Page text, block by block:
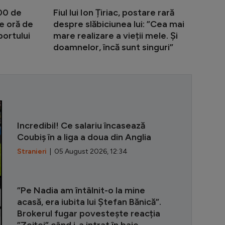
de
oră de
Fiul lui Ion Țiriac, postare rară
despre slăbiciunea lui: ”Cea mai
mare realizare a vieții mele. Și
doamnelor, încă sunt singuri”
Incredibil! Ce salariu încasează
Coubiș în a liga a doua din Anglia
Stranieri | 05 August 2026, 12:34
”Pe Nadia am întâlnit-o la mine
acasă, era iubita lui Ștefan Bănică”.
Brokerul fugar povestește reacția